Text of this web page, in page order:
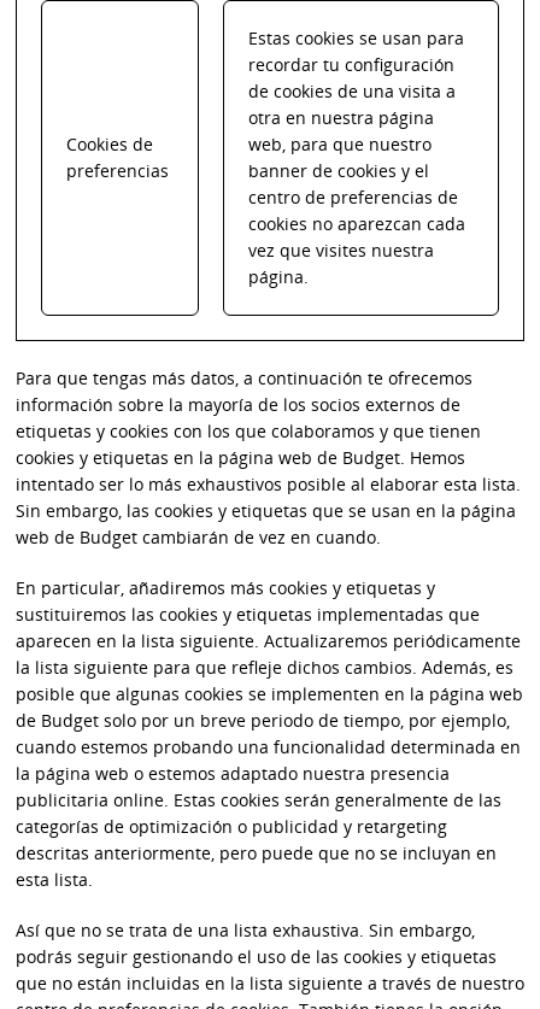
Cookies de
preferencias
Estas cookies se usan para
recordar tu configuración
de cookies de una visita a
otra en nuestra página
web, para que nuestro
banner de cookies y el
centro de preferencias de
cookies no aparezcan cada
vez que visites nuestra
página.
Para que tengas más datos, a continuación te ofrecemos
información sobre la mayoría de los socios externos de
etiquetas y cookies con los que colaboramos y que tienen
cookies y etiquetas en la página web de Budget. Hemos
intentado ser lo más exhaustivos posible al elaborar esta lista.
Sin embargo, las cookies y etiquetas que se usan en la página
web de Budget cambiarán de vez en cuando.
En particular, añadiremos más cookies y etiquetas y
sustituiremos las cookies y etiquetas implementadas que
aparecen en la lista siguiente. Actualizaremos periódicamente
la lista siguiente para que refleje dichos cambios. Además, es
posible que algunas cookies se implementen en la página web
de Budget solo por un breve periodo de tiempo, por ejemplo,
cuando estemos probando una funcionalidad determinada en
la página web o estemos adaptado nuestra presencia
publicitaria online. Estas cookies serán generalmente de las
categorías de optimización o publicidad y retargeting
descritas anteriormente, pero puede que no se incluyan en
esta lista.
Así que no se trata de una lista exhaustiva. Sin embargo,
podrás seguir gestionando el uso de las cookies y etiquetas
que no están incluidas en la lista siguiente a través de nuestro